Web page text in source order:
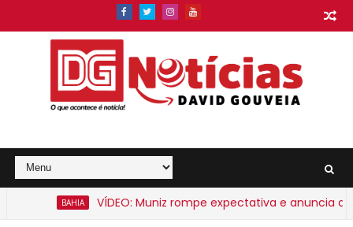
VÍDEO: Muniz rompe expectativa e anuncia apoio